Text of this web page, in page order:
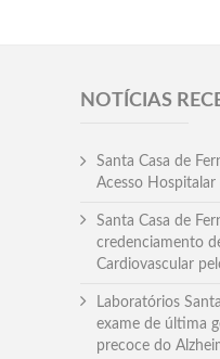
NOTÍCIAS
Santa Casa de
Acesso Hospitalar
Santa Casa de
credenciamento
Cardiovascular
Laboratórios
exame de última
precoce do